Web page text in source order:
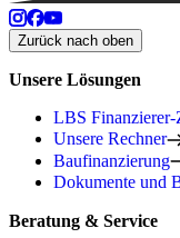
Zurück nach oben
Unsere Lösungen
LBS
Unsere Rechner
Baufinanzierung
Dokumente und
Beratung & Service